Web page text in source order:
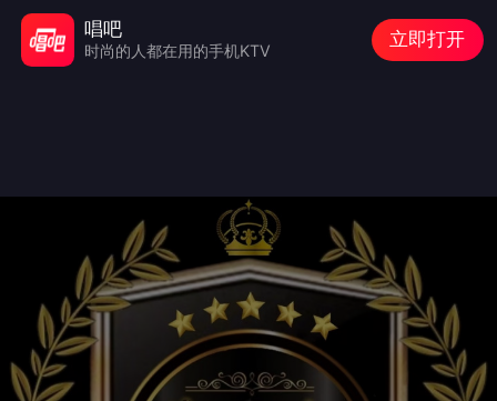
唱吧
时尚的人都在用的手机KTV
立即打开